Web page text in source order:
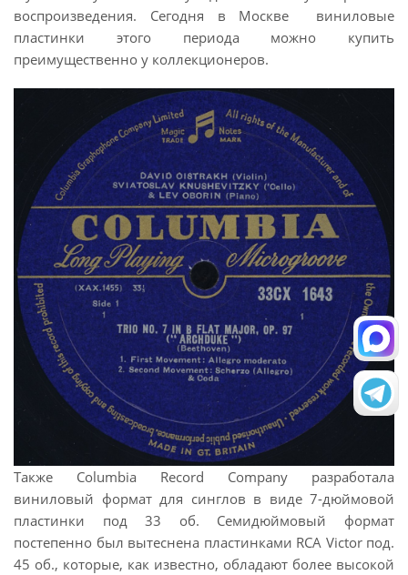
воспроизведения. Сегодня в Москве виниловые
пластинки этого периода можно купить
преимущественно у коллекционеров.
Также Columbia Record Company разработала
виниловый формат для синглов в виде 7-дюймовой
пластинки под 33 об. Семидюймовый формат
постепенно был вытеснена пластинками RCA Victor под.
45 об., которые, как известно, обладают более высокой